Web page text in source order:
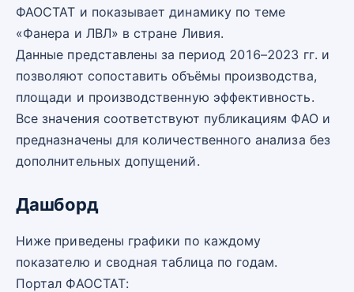
ФАОСТАТ и показывает динамику по теме
«Фанера и ЛВЛ» в стране Ливия.
Данные представлены за период 2016–2023 гг. и
позволяют сопоставить объёмы производства,
площади и производственную эффективность.
Все значения соответствуют публикациям ФАО и
предназначены для количественного анализа без
дополнительных допущений.
Дашборд
Ниже приведены графики по каждому
показателю и сводная таблица по годам.
Портал ФАОСТАТ: